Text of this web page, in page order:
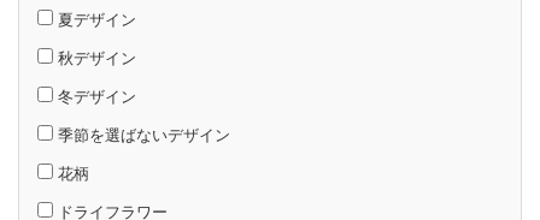
夏デザイン
秋デザイン
冬デザイン
季節を選ばないデザイン
花柄
ドライフラワー